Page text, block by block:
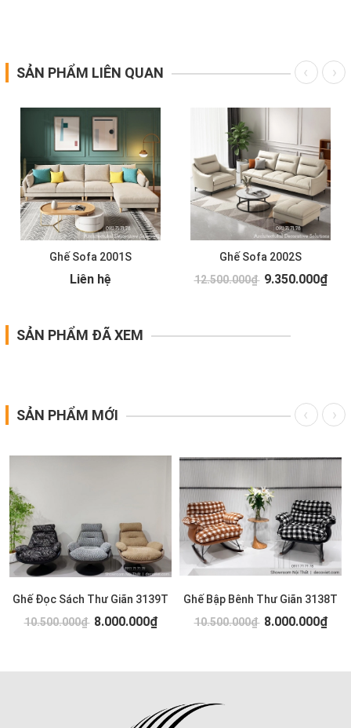
SẢN PHẨM LIÊN QUAN
Ghế Sofa 2001S
Liên hệ
Ghế Sofa 2002S
12.500.000₫ 9.350.000₫
SẢN PHẨM ĐÃ XEM
SẢN PHẨM MỚI
Ghế Đọc Sách Thư Giãn 3139T
10.500.000₫ 8.000.000₫
Ghế Bập Bênh Thư Giãn 3138T
10.500.000₫ 8.000.000₫